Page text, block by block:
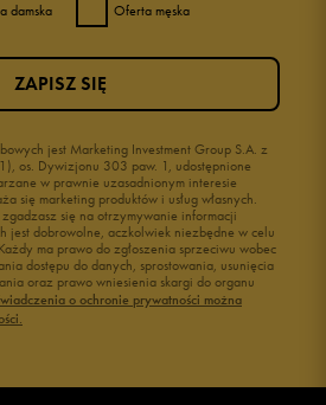
damska Oferta męska
jest Marketing Investment Group S.A. z
os. Dywizjonu 303 paw. 1, udostępnione
w prawnie uzasadnionym interesie
się marketing produktów i usług własnych.
się na otrzymywanie informacji
jest dobrowolne, aczkolwiek niezbędne w celu
ma prawo do zgłoszenia sprzeciwu wobec
dostępu do danych, sprostowania, usunięcia
oraz prawo wniesienia skargi do organu
o ochronie prywatności można
ZAPISZ SIĘ